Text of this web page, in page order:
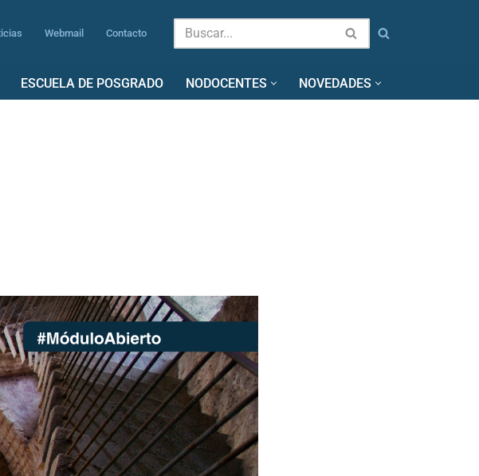
Webmail Contacto
ESCUELA DE POSGRADO NODOCENTES NOVEDADES